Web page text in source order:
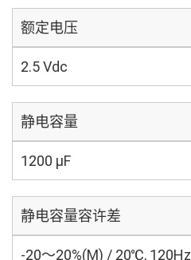
额定电压
2.5 Vdc
静电容量
1200 µF
静电容量容许差
-20～20%(M) / 20℃, 120Hz